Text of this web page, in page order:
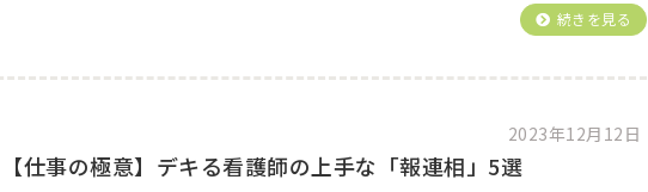
続きを見る
2023年12月12日
【仕事の極意】デキる看護師の上手な「報連相」5選